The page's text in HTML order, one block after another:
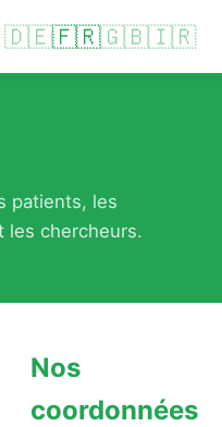
🇩🇪🇫🇷🇬🇧🇮🇷
patients, les
les chercheurs.
Nos
coordonnées